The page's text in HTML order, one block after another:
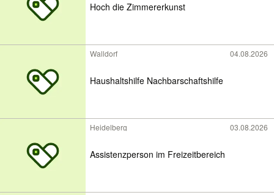
Hoch die Zimmererkunst
Walldorf 04.08.2026
Haushaltshilfe Nachbarschaftshilfe
Heidelberg 03.08.2026
Assistenzperson im Freizeitbereich